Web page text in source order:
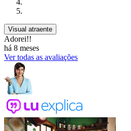
Visual atraente
Adorei!!
há 8 meses
Ver todas as avaliações